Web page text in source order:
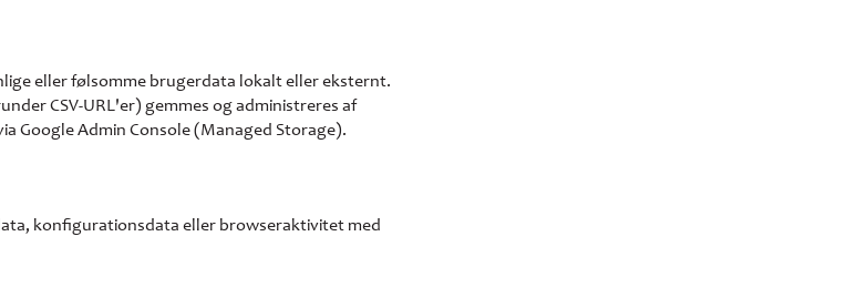
eller følsomme brugerdata lokalt eller eksternt.
CSV-URL'er) gemmes og administreres af
Google Admin Console (Managed Storage).
konfigurationsdata eller browseraktivitet med